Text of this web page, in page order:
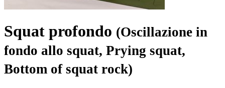
Squat profondo (Oscillazione in
fondo allo squat, Prying squat,
Bottom of squat rock)